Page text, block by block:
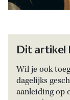
Dit artikel
Wil je ook
dagelijks
aanleiding op